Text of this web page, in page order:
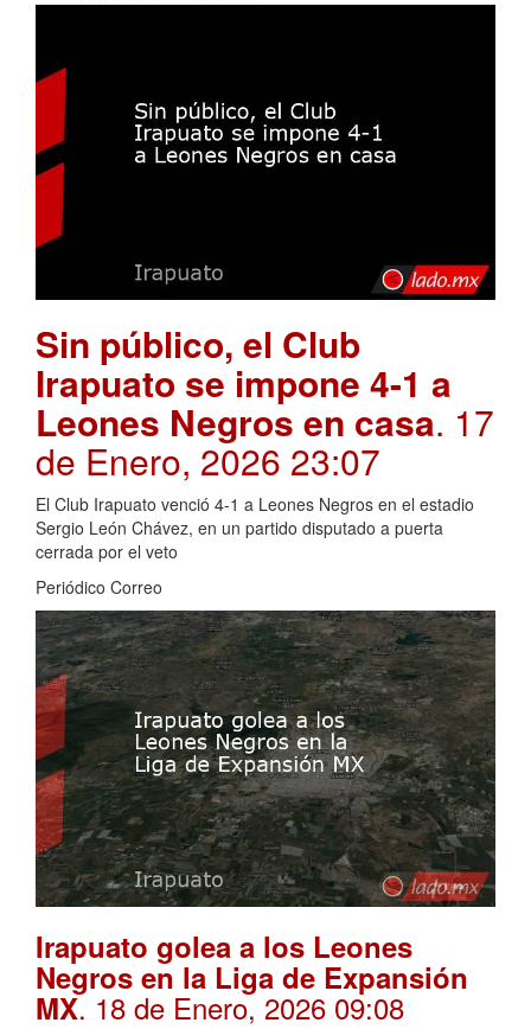
Sin público, el Club
Irapuato se impone 4-1 a
Leones Negros en casa. 17
de Enero, 2026 23:07
El Club Irapuato venció 4-1 a Leones Negros en el estadio
Sergio León Chávez, en un partido disputado a puerta
cerrada por el veto
Periódico Correo
Irapuato golea a los Leones
Negros en la Liga de Expansión
MX. 18 de Enero, 2026 09:08